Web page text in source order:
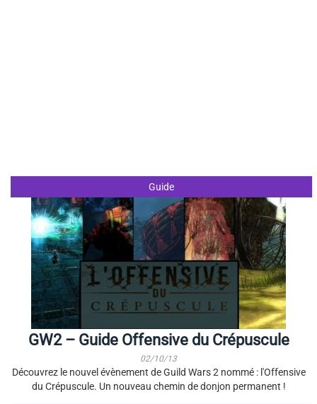
Guide
GW2 – Guide Offensive du Crépuscule
02/10/13
Découvrez le nouvel évènement de Guild Wars 2 nommé : l'Offensive
du Crépuscule. Un nouveau chemin de donjon permanent !